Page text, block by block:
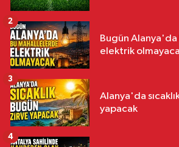
Bugün
elektrik
2
Alanya'da
yapacak
3
4